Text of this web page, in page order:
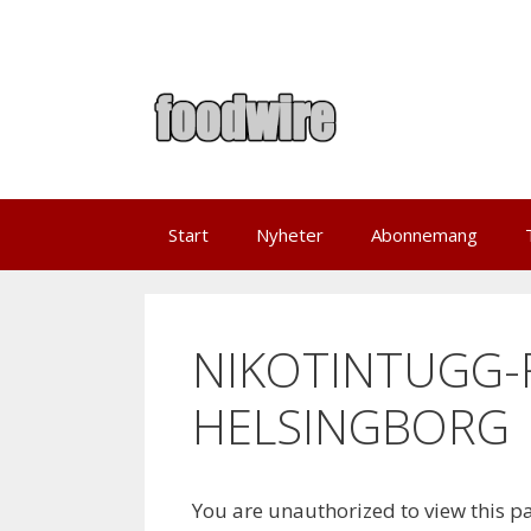
Start Nyheter Abonnemang
NIKOTINTUGG-
HELSINGBORG
You are unauthorized to view this